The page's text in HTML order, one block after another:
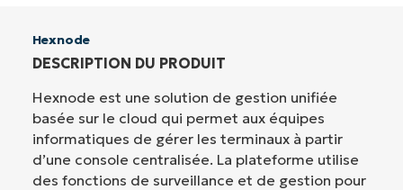
Hexnode
DESCRIPTION DU PRODUIT
Hexnode est une solution de gestion unifiée
basée sur le cloud qui permet aux équipes
informatiques de gérer les terminaux à partir
d’une console centralisée. La plateforme utilise
des fonctions de surveillance et de gestion pour